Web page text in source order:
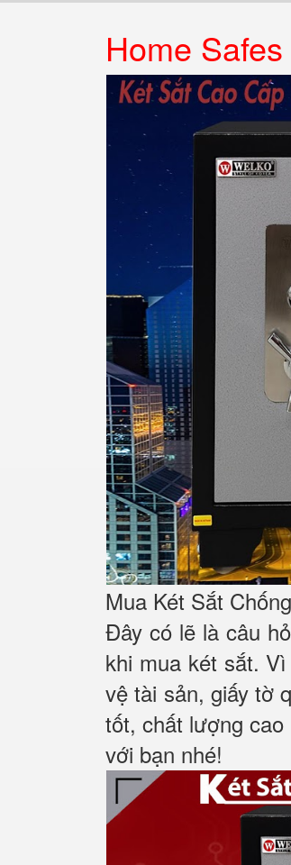
Home
Mua Két Sắt
Đây có lẽ là câu
khi mua két sắt.
vệ tài sản, giấy tờ
tốt, chất lượng
với bạn nhé!